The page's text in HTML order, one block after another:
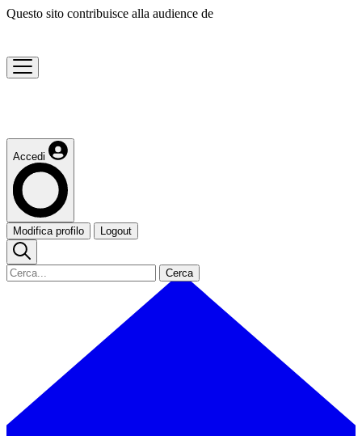
Questo sito contribuisce alla audience de
Accedi
Modifica profilo Logout
Cerca